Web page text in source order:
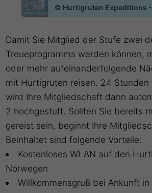
© Hurtigruten Expeditions
Damit Sie Mitglied der Stufe zwei
Treueprogramms werden können,
oder mehr aufeinanderfolgende
mit Hurtigruten reisen. 24 Stunden
wird Ihre Mitgliedschaft dann
2 hochgestuft. Sollten Sie bereits
gereist sein, beginnt Ihre
Beinhaltet sind folgende Vorteile:
Kostenloses WLAN auf den
Norwegen
Willkommensgruß bei Ankunft